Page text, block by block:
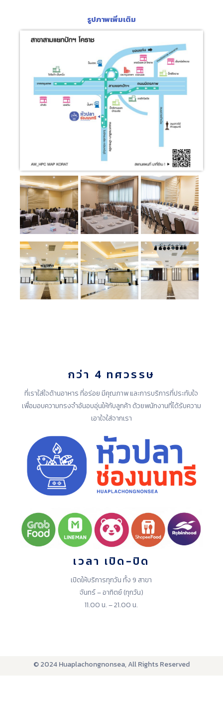
รูปภาพเพิ่มเติม
กว่า 4 ทศวรรษ
ที่เราใส่ใจด้านอาหาร ที่อร่อย มีคุณภาพ และการบริการที่ประทับใจ
เพื่อมอบความทรงจำอันอบอุ่นให้กับลูกค้า ด้วยพนักงานที่ได้รับความ
เอาใจใส่จากเรา
เวลา เปิด-ปิด
เปิดให้บริการทุกวัน ทั้ง 9 สาขา
จันทร์ – อาทิตย์ (ทุกวัน)
11.00 น. – 21.00 น.
© 2024 Huaplachongnonsea, All Rights Reserved